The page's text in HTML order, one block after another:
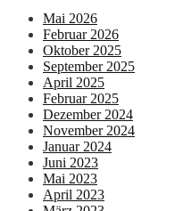
Mai 2026
Februar 2026
Oktober 2025
September 2025
April 2025
Februar 2025
Dezember 2024
November 2024
Januar 2024
Juni 2023
Mai 2023
April 2023